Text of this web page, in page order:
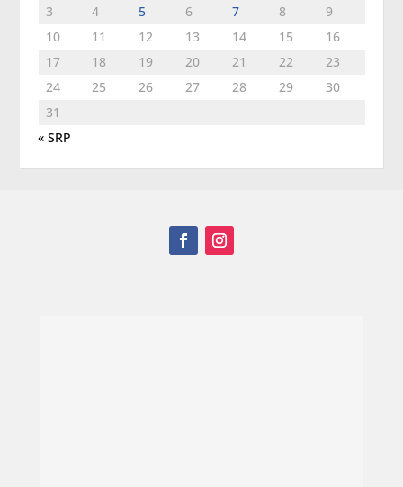
3
4 5 6 7 8
9
10
11 12 13 14 15
16
17
18 19 20 21 22
23
24
25 26 27 28 29
30
31
« SRP